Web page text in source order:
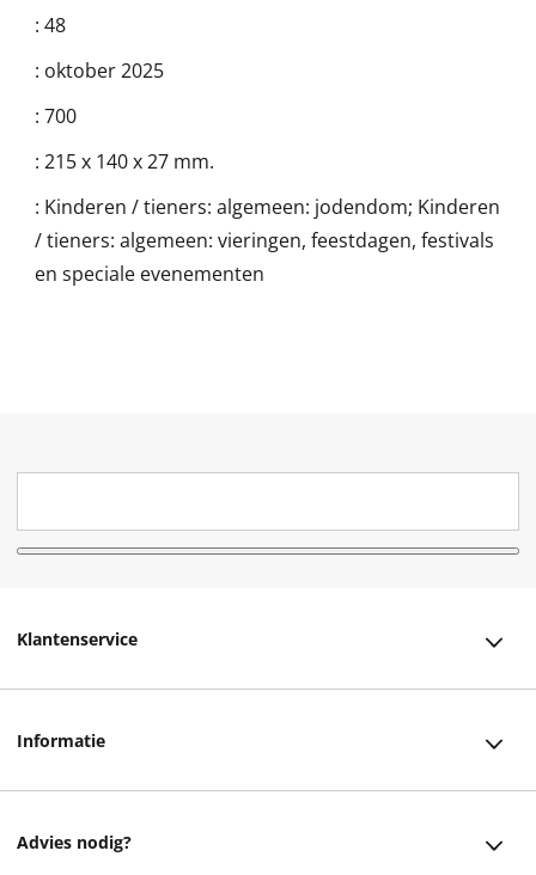
: 48
: oktober 2025
: 700
: 215 x 140 x 27 mm.
: Kinderen / tieners: algemeen: jodendom; Kinderen
/ tieners: algemeen: vieringen, feestdagen, festivals
en speciale evenementen
Klantenservice
Informatie
Advies nodig?